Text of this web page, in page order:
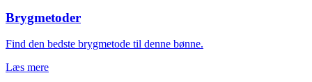
Brygmetoder
Find den bedste brygmetode til denne bønne.
Læs mere